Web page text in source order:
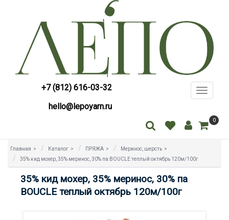
+7 (812) 616-03-32
hello@lepoyarn.ru
Toggle
0
Главная > Каталог > ПРЯЖА > Меринос, шерсть >
35% кид мохер, 35% меринос, 30% па BOUCLE теплый октябрь 120м/100г
35% кид мохер, 35% меринос, 30% па
BOUCLE теплый октябрь 120м/100г